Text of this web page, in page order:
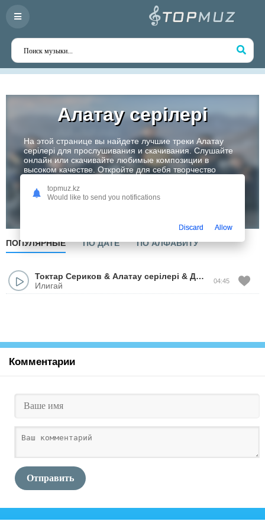
Алатау серiлерi
На этой странице вы найдете лучшие треки Алатау
серiлерi для прослушивания и скачивания. Слушайте
онлайн или скачивайте любимые композиции в
высоком качестве. Откройте для себя творчество
Слушать
ПОПУЛЯРНЫЕ ПО ДАТЕ ПО АЛФАВИТУ
Токтар Сериков & Алатау серiлерi & Досымжан Танатаров
Илигай
04:45
Комментарии
Отправить
topmuz.kz
Would like to send you notifications
Discard Allow